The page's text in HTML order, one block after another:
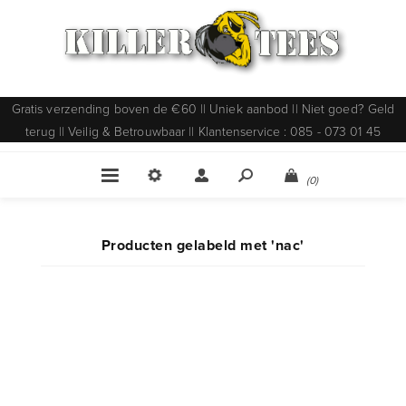
Gratis verzending boven de €60 || Uniek aanbod || Niet goed? Geld
terug || Veilig & Betrouwbaar || Klantenservice : 085 - 073 01 45
(0)
Producten gelabeld met 'nac'